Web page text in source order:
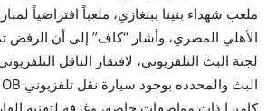
ملعب شهداء بنينا ببنغازي، ملعباً افتراضياً
الأهلي المصري، وأشار “كاف” إلى أن الرفض
لجنة البث التلفزيوني، لافتقار الناقل